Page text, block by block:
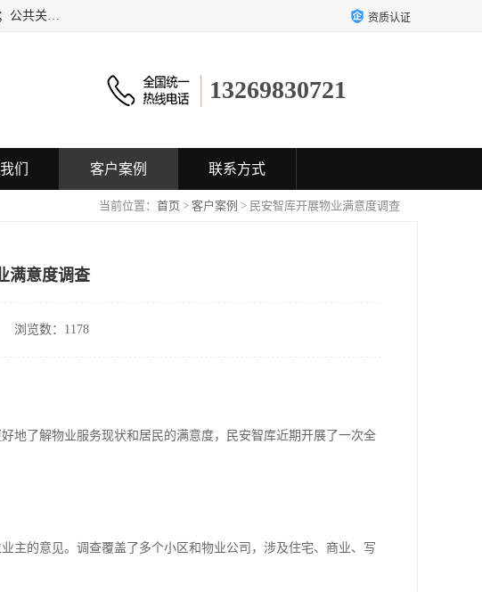
民安汇智（北京）信息咨询有限公司成立于2016年，注册地位于北京市朝阳区。经营范围包括经济贸易咨询；市场调查；公共关系服务；企业管理咨询；会议服务；企业策划；设计、制作、代理、发布广告；组织文化艺术交流活动（不含演出）；承办展览展示活动；技术推广服务。 资质认证
13269830721
们 客户案例 联系方式
当前位置： 首页 > 客户案例 > 民安智库开展物业满意度调查
满意度调查
浏览数：1178
地了解物业服务现状和居民的满意度，民安智库近期开展了一次全
主的意见。调查覆盖了多个小区和物业公司，涉及住宅、商业、写